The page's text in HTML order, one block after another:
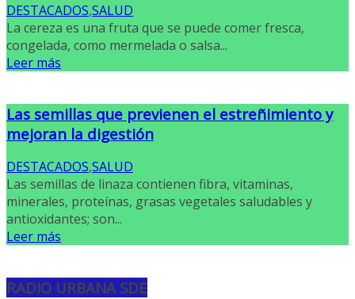
DESTACADOS,SALUD
La cereza es una fruta que se puede comer fresca,
congelada, como mermelada o salsa...
Leer más
Las semillas que previenen el estreñimiento y
mejoran la digestión
DESTACADOS,SALUD
Las semillas de linaza contienen fibra, vitaminas,
minerales, proteínas, grasas vegetales saludables y
antioxidantes; son...
Leer más
RADIO URBANA SDE